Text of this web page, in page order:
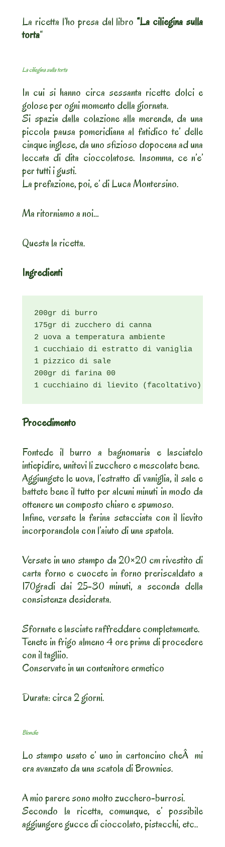
La ricetta l’ho presa dal libro “La ciliegina sulla
torta“
La ciliegina sulla torta
In cui si hanno circa sessanta ricette dolci e
golose per ogni momento della giornata.
Si spazia dalla colazione alla merenda, da una
piccola pausa pomeridiana al fatidico te’ delle
cinque inglese, da uno sfizioso dopocena ad una
leccata di dita cioccolatose. Insomma, ce n’e’
per tutti i gusti.
La prefazione, poi, e’ di Luca Montersino.
Ma ritorniamo a noi…
Questa la ricetta.
Ingredienti
200gr di burro
175gr di zucchero di canna
2 uova a temperatura ambiente
1 cucchiaio di estratto di vaniglia
1 pizzico di sale
200gr di farina 00
1 cucchiaino di lievito (facoltativo)
Procedimento
Fontede il burro a bagnomaria e lasciatelo
intiepidire, unitevi li zucchero e mescolate bene.
Aggiungete le uova, l’estratto di vaniglia, il sale e
battete bene il tutto per alcuni minuti in modo da
ottenere un composto chiaro e spumoso.
Infine, versate la farina setacciata con il lievito
incorporandola con l’aiuto di una spatola.
Versate in uno stampo da 20×20 cm rivestito di
carta forno e cuocete in forno preriscaldato a
170gradi dai 25-30 minuti, a seconda della
consistenza desiderata.
Sfornate e lasciate raffreddare completamente.
Tenete in frigo almeno 4 ore prima di procedere
con il tagliio.
Conservate in un contenitore ermetico
Durata: circa 2 giorni.
Blondie
Lo stampo usato e’ uno in cartoncino cheÂ mi
era avanzato da una scatola di Brownies.
A mio parere sono molto zucchero-burrosi.
Secondo la ricetta, comunque, e’ possibile
aggiungere gucce di cioccolato, pistacchi, etc..